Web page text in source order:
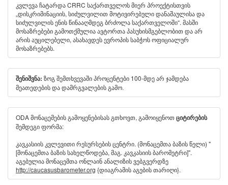
კვლევა ჩატარდა CRRC საქართველოს მიერ პროექტისთვის
„დისკრიმინაციის, სიძულვილით მოტივირებული დანაშაულისა და
სიძულვილის ენის წინააღმდეგ ბრძოლა საქართველოში“. მასში
მოსაზრებები გამოთქმულია ავტორთა პასუხისმგებლობით და არ
არის აუცილებელი, ასახავდეს ევროპის საბჭოს ოფიციალურ
მოსაზრებებს.
შენიშვნა: ზოგ შემთხვევაში პროცენტები 100-მდე არ ჯამდება
მეათედების და დამრგვალების გამო.
ODA მონაცემების გამოყენებისას გთხოვთ, გამოიყენოთ ციტირების
შემდეგი ფორმა:
კავკასიის კვლევითი რესურსების ცენტრი. (მონაცემთა ბაზის წელი) "
[მონაცემთა ბაზის სახელწოდება, მაგ. კავკასიის ბარომეტრი]".
აგებულია მონაცემთა ონლაინ ანალიზის ვებგვერდზე
http://caucasusbarometer.org {დიაგრამის აგების თარიღი}.